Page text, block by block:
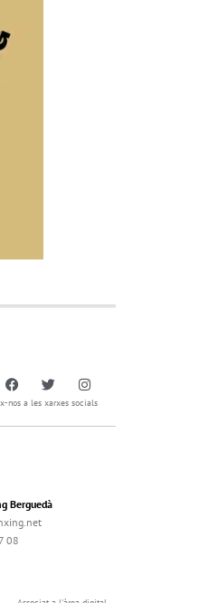
nos a les xarxes socials
Berguedà
08